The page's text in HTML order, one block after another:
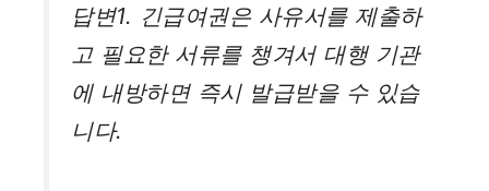
답변1. 긴급여권은 사유서를 제출하
고 필요한 서류를 챙겨서 대행 기관
에 내방하면 즉시 발급받을 수 있습
니다.